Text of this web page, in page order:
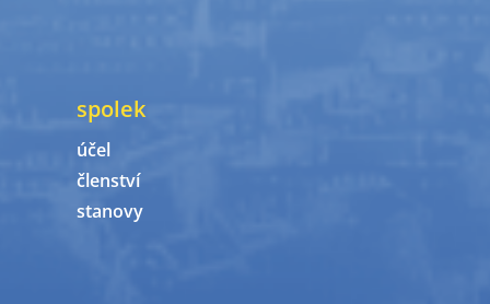
spolek
účel
členství
stanovy